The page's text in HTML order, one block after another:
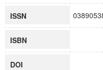
ISSN
ISBN
DOI